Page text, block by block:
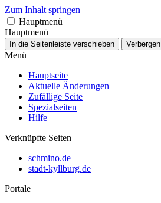
Zum Inhalt springen
Hauptmenü
Hauptmenü
In die Seitenleiste verschieben Verbergen
Menü
Hauptseite
Aktuelle Änderungen
Zufällige Seite
Spezialseiten
Hilfe
Verknüpfte Seiten
schmino.de
stadt-kyllburg.de
Portale